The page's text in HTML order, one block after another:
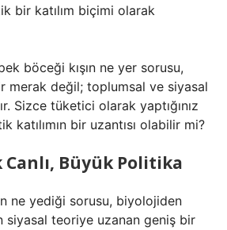
bir katılım biçimi olarak
böceği kışın ne yer sorusu,
merak değil; toplumsal ve siyasal
Sizce tüketici olarak yaptığınız
katılımın bir uzantısı olabilir mi?
Canlı, Büyük Politika
ne yediği sorusu, biyolojiden
siyasal teoriye uzanan geniş bir